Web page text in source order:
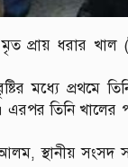
মৃত প্রায় ধরার
মধ্যে প্রথমে
তিনি খালের
আলম, স্থানীয়